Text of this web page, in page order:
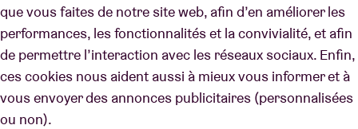
BRDCST
ABtv
Chèque-concert
que vous faites de notre site web, afin d’en améliorer les
performances, les fonctionnalités et la convivialité, et afin
de permettre l’interaction avec les réseaux sociaux. Enfin,
ces cookies nous aident aussi à mieux vous informer et à
vous envoyer des annonces publicitaires (personnalisées
ou non).